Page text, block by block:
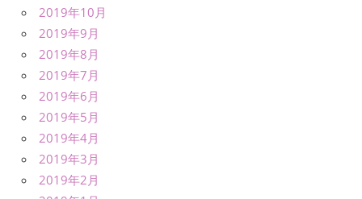
2019年10月
2019年9月
2019年8月
2019年7月
2019年6月
2019年5月
2019年4月
2019年3月
2019年2月